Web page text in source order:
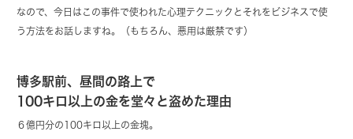
なので、今日はこの事件で使われた心理テクニックとそれをビジネスで使
う方法をお話しますね。（もちろん、悪用は厳禁です）
博多駅前、昼間の路上で
100キロ以上の金を堂々と盗めた理由
６億円分の100キロ以上の金塊。